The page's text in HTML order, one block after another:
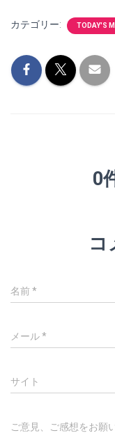
カテゴリー: TODAY'S
0
コ
名前*
メール*
サイト
ご意見、ご感想をお願